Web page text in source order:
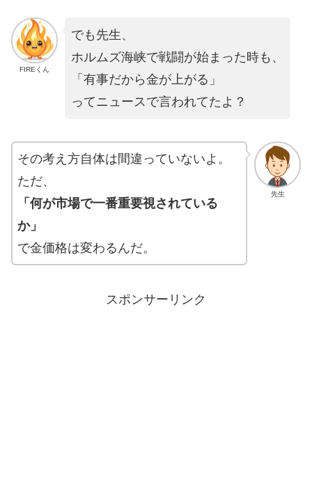
FIREくん
でも先生、
ホルムズ海峡で戦闘が始まった時も、
「有事だから金が上がる」
ってニュースで言われてたよ？
先生
その考え方自体は間違っていないよ。
ただ、
「何が市場で一番重要視されている
か」
で金価格は変わるんだ。
スポンサーリンク